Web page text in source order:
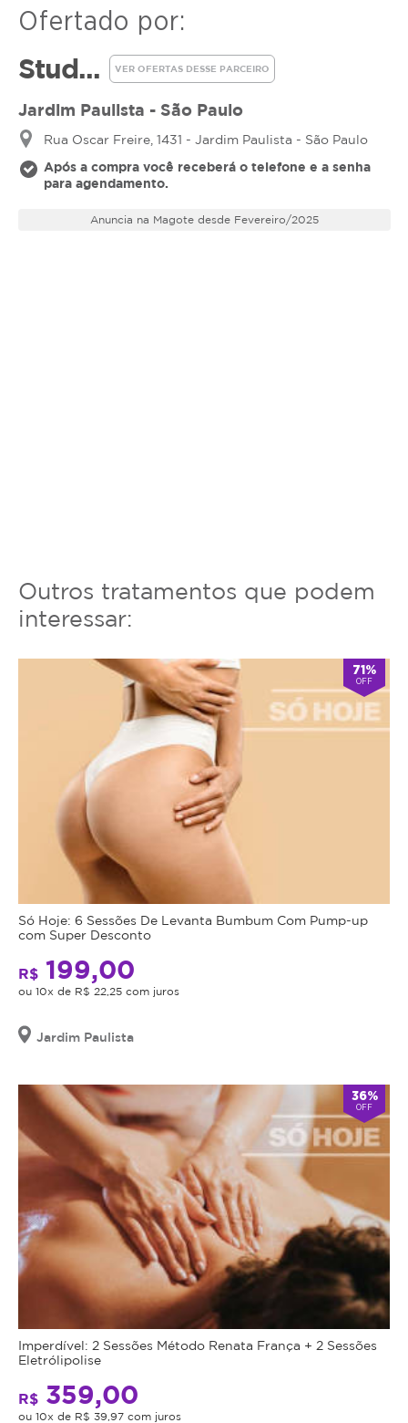
Ofertado por:
Stud... VER OFERTAS DESSE PARCEIRO
Jardim Paulista - São Paulo
Rua Oscar Freire, 1431 - Jardim Paulista - São Paulo
Após a compra você receberá o telefone e a senha
para agendamento.
Anuncia na Magote desde Fevereiro/2025
Outros tratamentos que podem
interessar:
71%
OFF
Só Hoje: 6 Sessões De Levanta Bumbum Com Pump-up
com Super Desconto
R$ 199,00
ou 10x de R$ 22,25 com juros
Jardim Paulista
36%
OFF
Imperdível: 2 Sessões Método Renata França + 2 Sessões
Eletrólipolise
R$ 359,00
ou 10x de R$ 39,97 com juros